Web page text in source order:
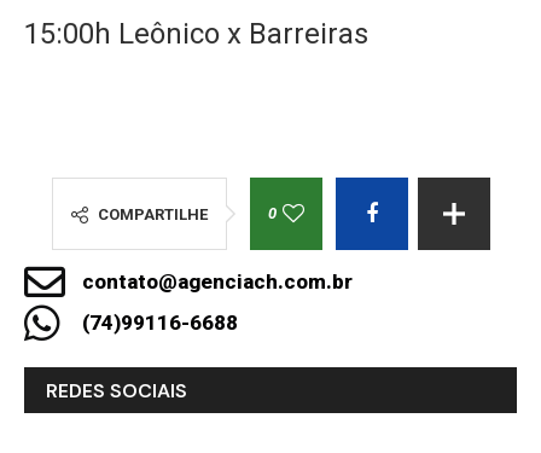
15:00h Leônico x Barreiras
COMPARTILHE 0
contato@agenciach.com.br
(74)99116-6688
REDES SOCIAIS